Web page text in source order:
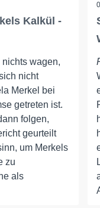
Kalkül -
wagen,
nicht
Merkel bei
getreten ist.
folgen,
geurteilt
um Merkels
zu
als